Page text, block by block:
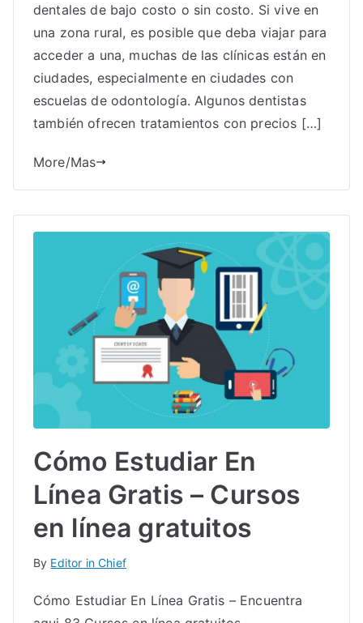
dentales de bajo costo o sin costo. Si vive en
una zona rural, es posible que deba viajar para
acceder a una, muchas de las clínicas están en
ciudades, especialmente en ciudades con
escuelas de odontología. Algunos dentistas
también ofrecen tratamientos con precios […]
More/Mas
Cómo Estudiar En
Línea Gratis – Cursos
en línea gratuitos
By Editor in Chief
Cómo Estudiar En Línea Gratis – Encuentra